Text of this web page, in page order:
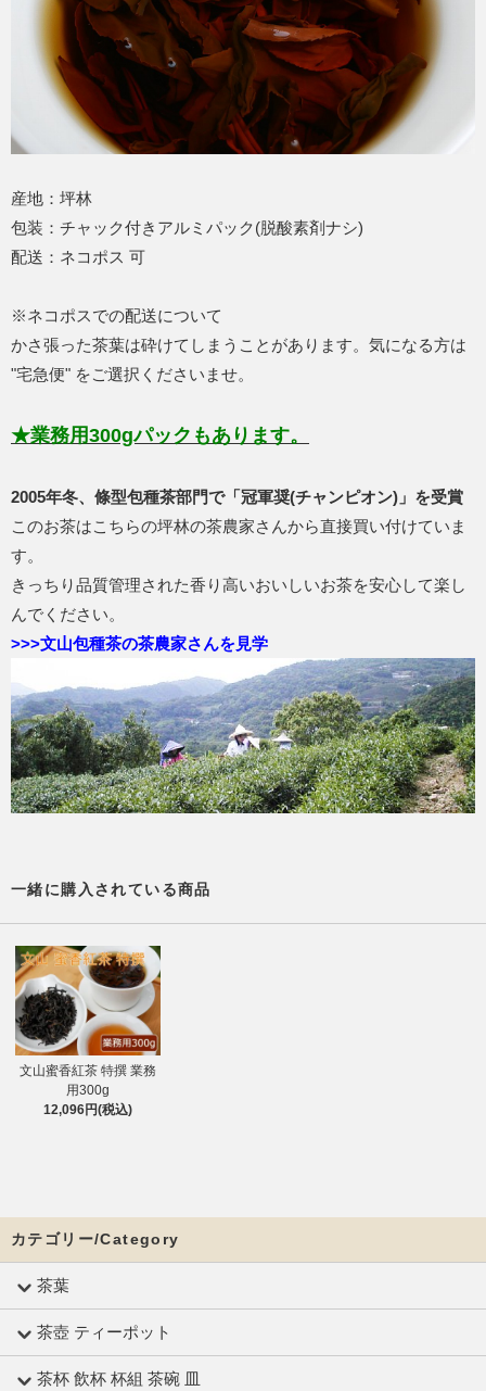
産地：坪林
包装：チャック付きアルミパック(脱酸素剤ナシ)
配送：ネコポス 可
※ネコポスでの配送について
かさ張った茶葉は砕けてしまうことがあります。気になる方は
"宅急便" をご選択くださいませ。
★業務用300gパックもあります。
2005年冬、條型包種茶部門で「冠軍奨(チャンピオン)」を受賞
このお茶はこちらの坪林の茶農家さんから直接買い付けていま
す。
きっちり品質管理された香り高いおいしいお茶を安心して楽し
んでください。
>>>文山包種茶の茶農家さんを見学
一緒に購入されている商品
文山蜜香紅茶 特撰 業務
用300g
12,096円(税込)
カテゴリー/Category
茶葉
茶壺 ティーポット
茶杯 飲杯 杯組 茶碗 皿